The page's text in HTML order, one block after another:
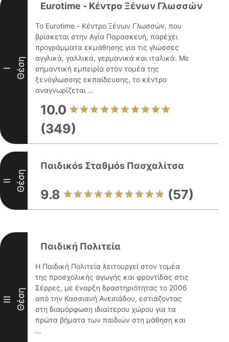
I Θέση
Eurotime - Κέντρο Ξένων Γλωσσών
Το Eurotime - Κέντρο Ξένων Γλωσσών, που
βρίσκεται στην Αγία Παρασκευή, παρέχει
προγράμματα εκμάθησης για τις γλώσσες
αγγλικά, γαλλικά, γερμανικά και ιταλικά. Με
σημαντική εμπειρία στον τομέα της
ξενόγλωσσης εκπαίδευσης, το κέντρο
αναγνωρίζεται ...
10.0
(349)
II Θέση
Παιδικόs Σταθμόs Πασχαλίτσα
9.8 (57)
III Θέση
Παιδική Πολιτεία
Η Παιδική Πολιτεία λειτουργεί στον τομέα
της προσχολικής αγωγής και φροντίδας στις
Σέρρες, με έναρξη δραστηριότητας το 2006
από την Κασσιανή Ανεσιάδου, εστιάζοντας
στη διαμόρφωση ιδιαίτερου χώρου για τα
πρώτα βήματα των παιδιών στη μάθηση και
...